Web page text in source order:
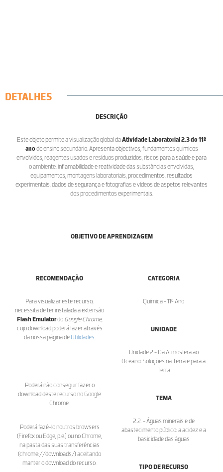
DETALHES
DESCRIÇÃO
Este objeto permite a visualização global daAtividade Laboratorial 2.3 do 11º
anodo ensino secundário. Apresenta objectivos, fundamentos químicos
envolvidos, reagentes usados e resíduos produzidos, riscos para a saúde e para
o ambiente, inflamabilidade e reatividade das substâncias envolvidas,
equipamentos, montagens laboratoriais, procedimentos, resultados
experimentais, dados de segurança e fotografias e vídeos de aspetos relevantes
dos procedimentos experimentais.
OBJETIVO DE APRENDIZAGEM
RECOMENDAÇÃO
Para visualizar este recurso,
necessita de ter instalada a extensão
Flash Emulatordo Google Chrome,
cujo download poderá fazer através
da nossa página de Utilidades
Poderá não conseguir fazer o
download deste recurso no Google
Chrome.
Poderá fazê-lo noutros browsers
(Firefox ou Edge, p.e.) ou no Chrome,
na pasta das suas transferências
(chrome://downloads/) aceitando
manter o download do recurso.
CATEGORIA
Química - 11º Ano
UNIDADE
Unidade 2 - Da Atmosfera ao
Oceano: Soluções na Terra e para a
Terra
TEMA
2.2. - Águas minerais e de
abastecimento público: a acidez e a
basicidade das águas
TIPO DE RECURSO